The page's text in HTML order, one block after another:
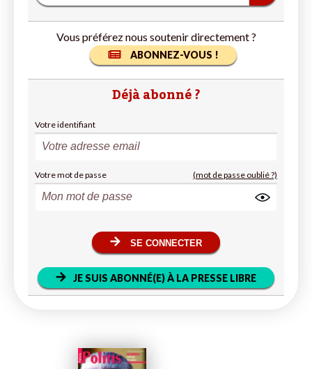
Vous préférez nous soutenir directement ?
ABONNEZ-VOUS !
Déjà abonné ?
Votre identifiant
Votre mot de passe (mot de passe oublié ?)
SE CONNECTER
JE SUIS ABONNÉ(E) À LA PRESSE LIBRE